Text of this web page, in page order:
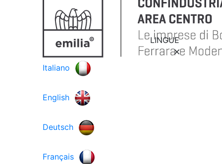
LINGUE
Italiano
English
Deutsch
Français